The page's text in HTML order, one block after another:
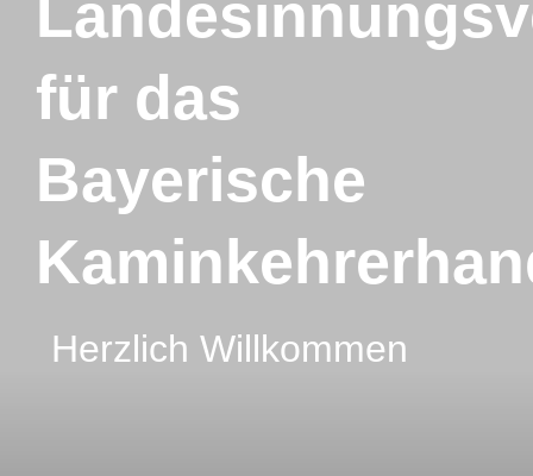
für das
Bayerische
Herzlich Willkommen